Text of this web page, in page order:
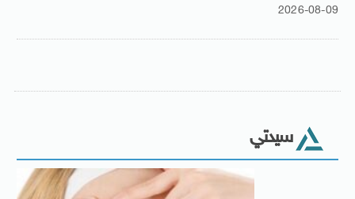
2026-08-09
سيدتي